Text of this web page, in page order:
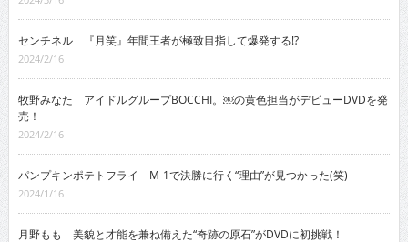
センチネル 『月笑』年間王者が極致目指して爆発する!?
2024/2/16
牧野みなた アイドルグループBOCCHI。￼の黄色担当がデビューDVDを発
売！
2024/2/16
パンプキンポテトフライ M-1で決勝に行く“理由”が見つかった(笑)
2024/1/16
月野もも 美貌と才能を兼ね備えた“奇跡の原石”がDVDに初挑戦！